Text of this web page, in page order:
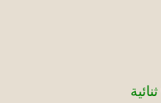
ثنائية